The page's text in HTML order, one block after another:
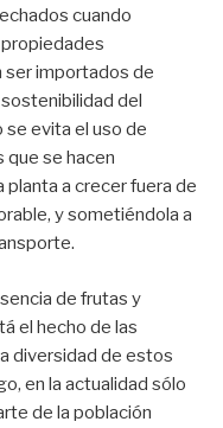
cuando
ser importados de
del
se evita el uso de
se hacen
planta a crecer fuera de
y sometiéndola a
de frutas y
el hecho de las
diversidad de estos
en la actualidad sólo
de la población